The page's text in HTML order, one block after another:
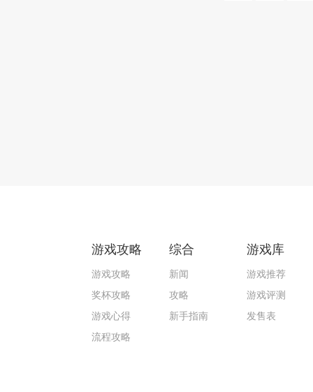
游戏攻略
游戏攻略
奖杯攻略
游戏心得
流程攻略
综合
新闻
攻略
新手指南
游戏库
游戏推荐
游戏评测
发售表